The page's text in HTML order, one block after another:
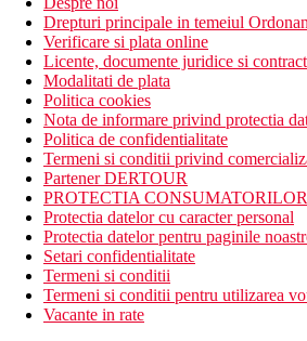
Drepturi principale in temeiul
Verificare si plata online
Licente, documente juridice si
Modalitati de plata
Politica cookies
Nota de informare privind protectia
Politica de confidentialitate
Termeni si conditii privind
Partener DERTOUR
PROTECTIA
Protectia datelor cu caracter personal
Protectia datelor pentru paginile
Setari confidentialitate
Termeni si conditii
Termeni si conditii pentru utilizarea
Vacante in rate